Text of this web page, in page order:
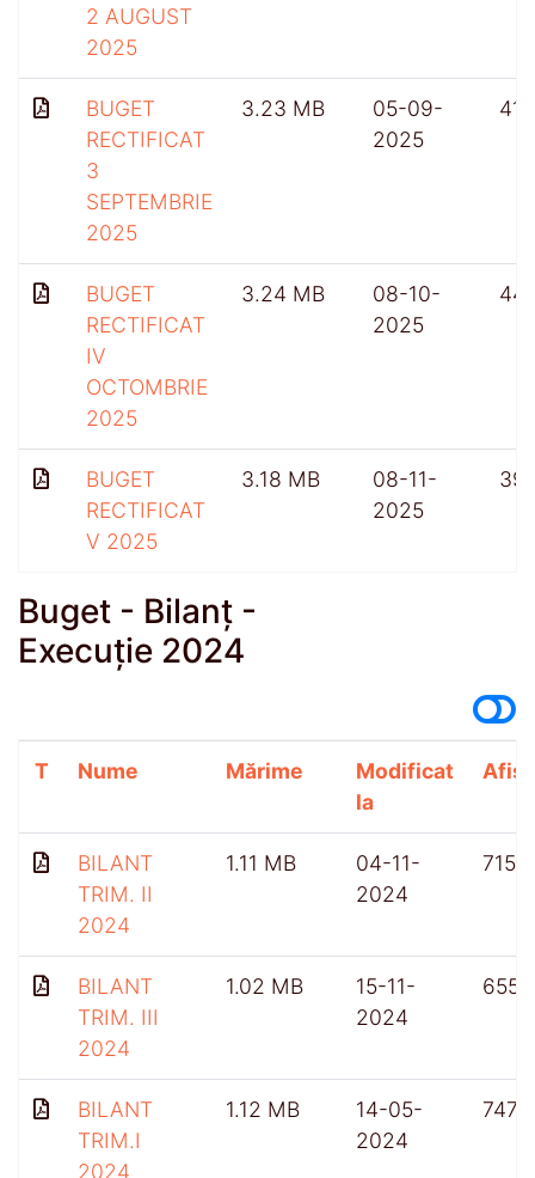
2 AUGUST
2025
BUGET
RECTIFICAT
3
SEPTEMBRIE
2025
3.23 MB
05-09-
2025
417
BUGET
RECTIFICAT
IV
OCTOMBRIE
2025
3.24 MB
08-10-
2025
BUGET
RECTIFICAT
V 2025
3.18 MB
08-11-
2025
Buget - Bilanț -
Execuție 2024
T Nume Mărime
Modificat
la
BILANT
TRIM. II
2024
1.11 MB
04-11-
2024
715
BILANT
TRIM. III
2024
1.02 MB
15-11-
2024
655
BILANT
TRIM.I
2024
1.12 MB
14-05-
2024
747